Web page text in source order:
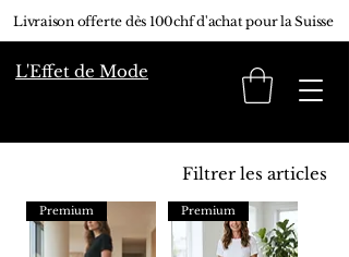
Livraison offerte dès 100chf d'achat pour la Suisse
L'Effet de Mode
Filtrer les articles
Premium Premium